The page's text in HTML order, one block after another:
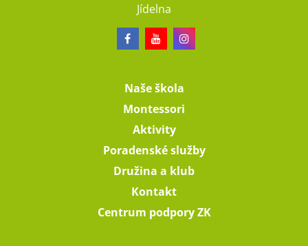
Jídelna
Naše škola
Montessori
Aktivity
Poradenské služby
Družina a klub
Kontakt
Centrum podpory ZK